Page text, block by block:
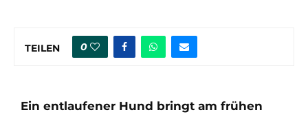
TEILEN 0
Ein entlaufener Hund bringt am frühen